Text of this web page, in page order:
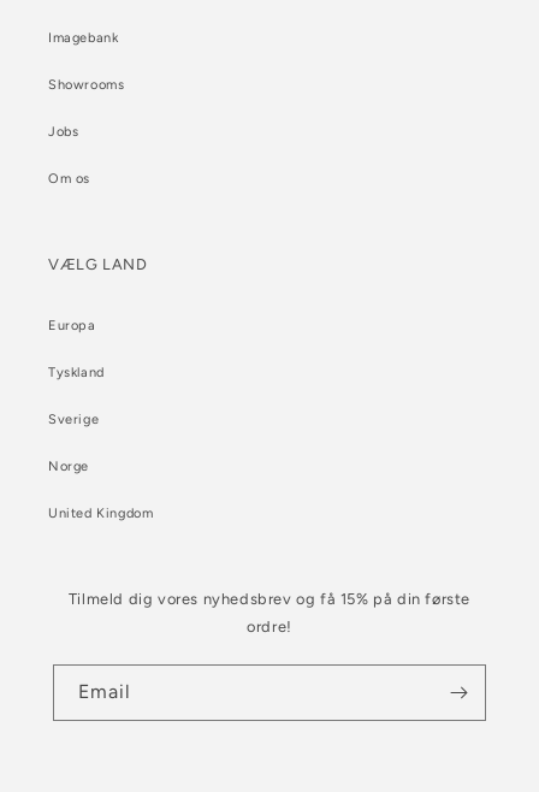
Imagebank
Showrooms
Jobs
Om os
VÆLG LAND
Europa
Tyskland
Sverige
Norge
United Kingdom
Tilmeld dig vores nyhedsbrev og få 15% på din første
ordre!
Email